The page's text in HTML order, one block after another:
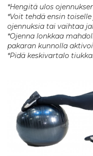
*Hengitä ulos
*Voit tehdä ensin
ojennuksia tai vaihtaa
*Ojenna lonkkaa
pakaran kunnolla
*Pidä keskivartalo